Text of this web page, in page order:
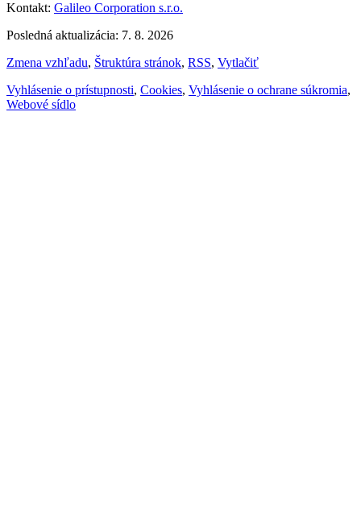
Kontakt: Galileo Corporation s.r.o.
Posledná aktualizácia: 7. 8. 2026
Zmena vzhľadu, Štruktúra stránok, RSS, Vytlačiť
Vyhlásenie o prístupnosti, Cookies, Vyhlásenie o ochrane súkromia,
Webové sídlo